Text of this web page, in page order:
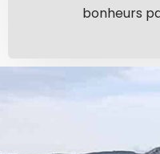
bonheurs